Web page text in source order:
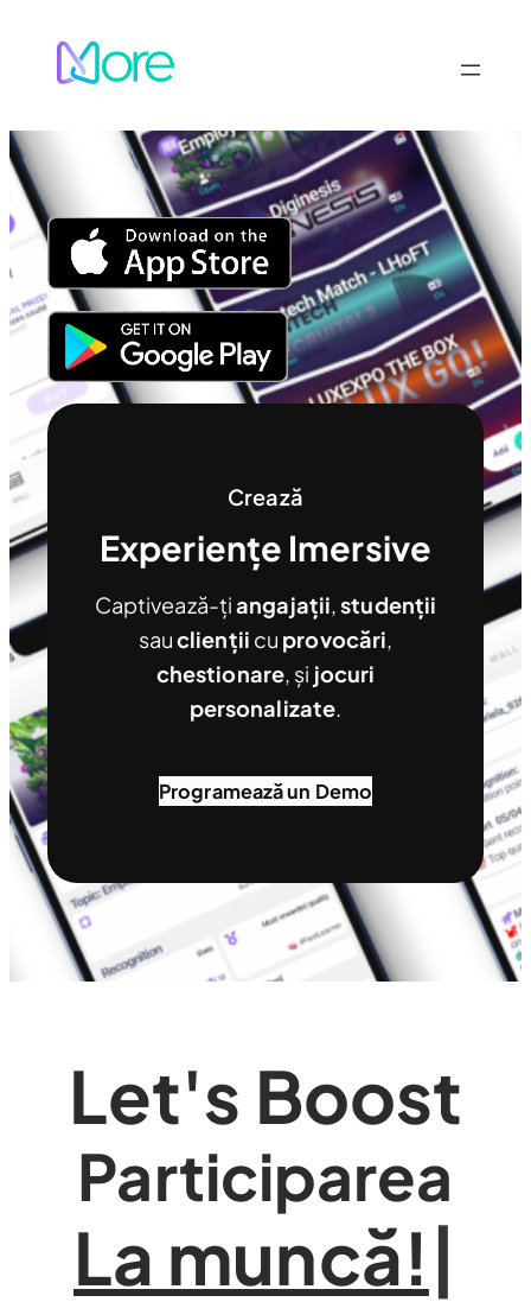
Crează
Experiențe Imersive
Captivează-țiangajații,studenții
sauclienții cu provocări,
chestionare, și jocuri
personalizate.
Programează un Demo
Let's Boost
Participarea
|